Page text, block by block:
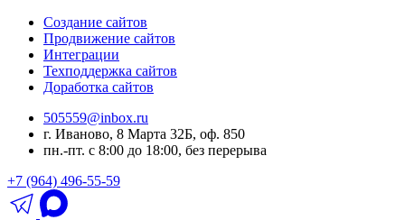
Создание сайтов
Продвижение сайтов
Интеграции
Техподдержка сайтов
Доработка сайтов
505559@inbox.ru
г. Иваново, 8 Марта 32Б, оф. 850
пн.-пт. с 8:00 до 18:00, без перерыва
+7 (964) 496-55-59